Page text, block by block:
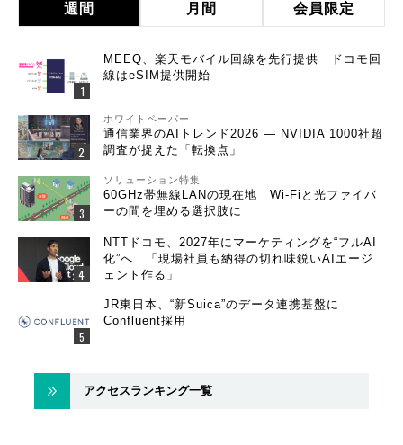
週間 月間 会員限定
MEEQ、楽天モバイル回線を先行提供 ドコモ回
線はeSIM提供開始
ホワイトペーパー
通信業界のAIトレンド2026 ― NVIDIA 1000社超
調査が捉えた「転換点」
ソリューション特集
60GHz帯無線LANの現在地 Wi-Fiと光ファイバ
ーの間を埋める選択肢に
NTTドコモ、2027年にマーケティングを“フルAI
化”へ 「現場社員も納得の切れ味鋭いAIエージ
ェント作る」
JR東日本、“新Suica”のデータ連携基盤に
Confluent採用
アクセスランキング一覧